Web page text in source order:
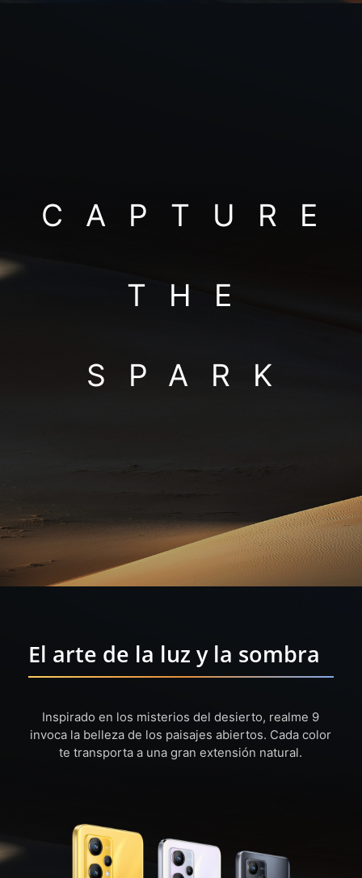
CAPTURE
THE
SPARK
El arte de la luz y la sombra
Inspirado en los misterios del desierto, realme 9
invoca la belleza de los paisajes abiertos. Cada color
te transporta a una gran extensión natural.